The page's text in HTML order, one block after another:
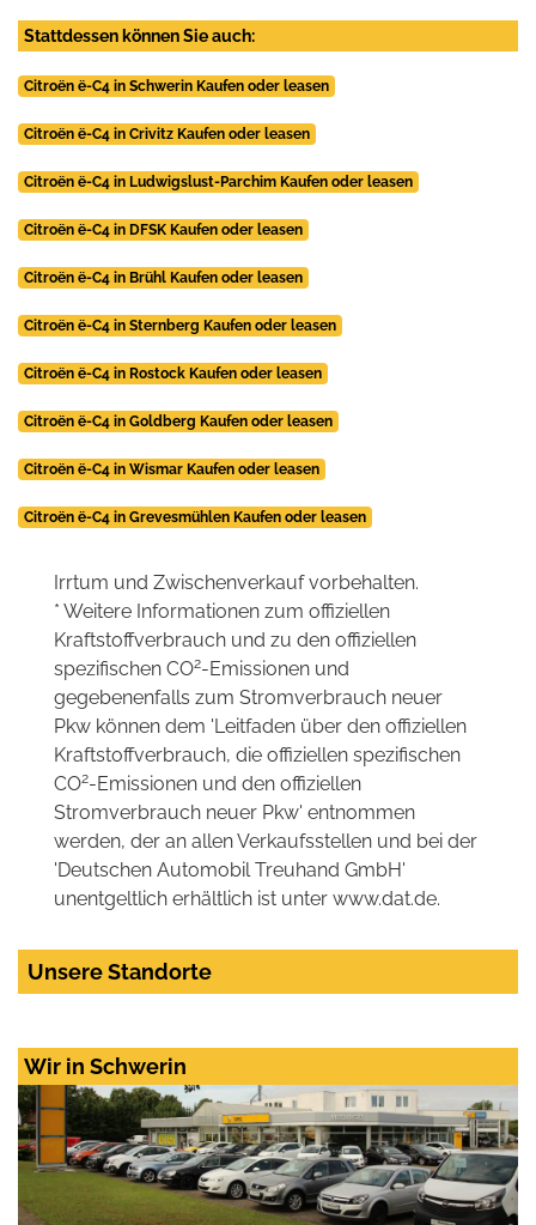
Stattdessen können Sie auch:
Citroën ë-C4 in Schwerin Kaufen oder leasen
Citroën ë-C4 in Crivitz Kaufen oder leasen
Citroën ë-C4 in Ludwigslust-Parchim Kaufen oder leasen
Citroën ë-C4 in DFSK Kaufen oder leasen
Citroën ë-C4 in Brühl Kaufen oder leasen
Citroën ë-C4 in Sternberg Kaufen oder leasen
Citroën ë-C4 in Rostock Kaufen oder leasen
Citroën ë-C4 in Goldberg Kaufen oder leasen
Citroën ë-C4 in Wismar Kaufen oder leasen
Citroën ë-C4 in Grevesmühlen Kaufen oder leasen
Irrtum und Zwischenverkauf vorbehalten.
* Weitere Informationen zum offiziellen
Kraftstoffverbrauch und zu den offiziellen
spezifischen CO2-Emissionen und
gegebenenfalls zum Stromverbrauch neuer
Pkw können dem 'Leitfaden über den offiziellen
Kraftstoffverbrauch, die offiziellen spezifischen
CO2-Emissionen und den offiziellen
Stromverbrauch neuer Pkw' entnommen
werden, der an allen Verkaufsstellen und bei der
'Deutschen Automobil Treuhand GmbH'
unentgeltlich erhältlich ist unter www.dat.de.
Unsere Standorte
Wir in Schwerin